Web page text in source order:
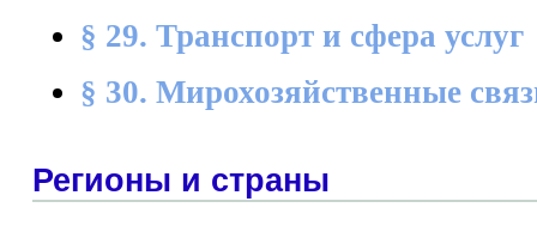
§ 29. Транспорт и сфера услуг
§ 30. Мирохозяйственные
Регионы и страны